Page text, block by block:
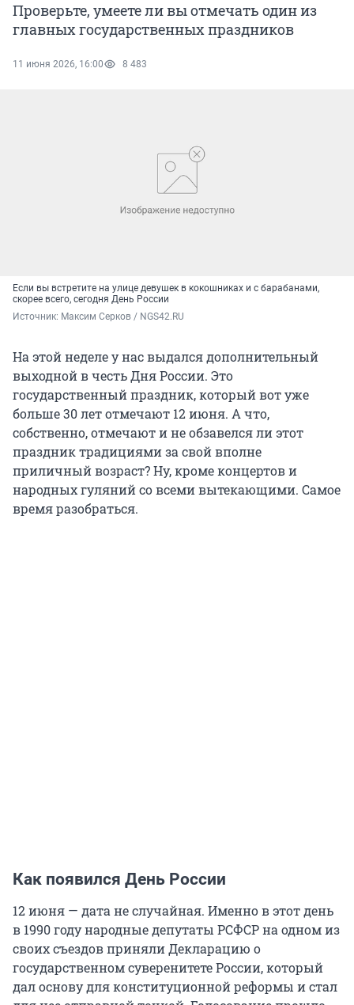
Проверьте, умеете ли вы отмечать один из
главных государственных праздников
11 июня 2026, 16:00 8 483
Если вы встретите на улице девушек в кокошниках и с барабанами,
скорее всего, сегодня День России
Источник: Максим Серков / NGS42.RU
На этой неделе у нас выдался дополнительный
выходной в честь Дня России. Это
государственный праздник, который вот уже
больше 30 лет отмечают 12 июня. А что,
собственно, отмечают и не обзавелся ли этот
праздник традициями за свой вполне
приличный возраст? Ну, кроме концертов и
народных гуляний со всеми вытекающими. Самое
время разобраться.
Как появился День России
12 июня — дата не случайная. Именно в этот день
в 1990 году народные депутаты РСФСР на одном из
своих съездов приняли Декларацию о
государственном суверенитете России, который
дал основу для конституционной реформы и стал